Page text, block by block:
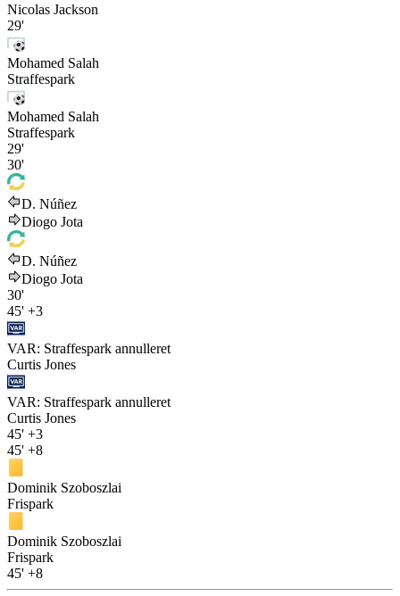
Nicolas Jackson
29'
Mohamed Salah
Straffespark
Mohamed Salah
Straffespark
29'
30'
D. Núñez
Diogo Jota
D. Núñez
Diogo Jota
30'
45' +3
VAR: Straffespark annulleret
Curtis Jones
VAR: Straffespark annulleret
Curtis Jones
45' +3
45' +8
Dominik Szoboszlai
Frispark
Dominik Szoboszlai
Frispark
45' +8